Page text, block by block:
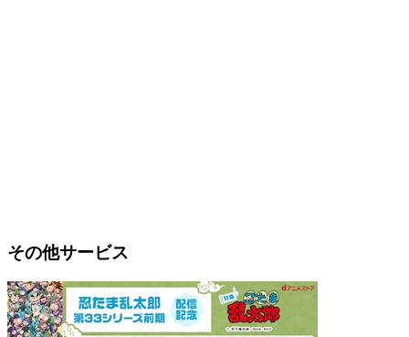
その他サービス